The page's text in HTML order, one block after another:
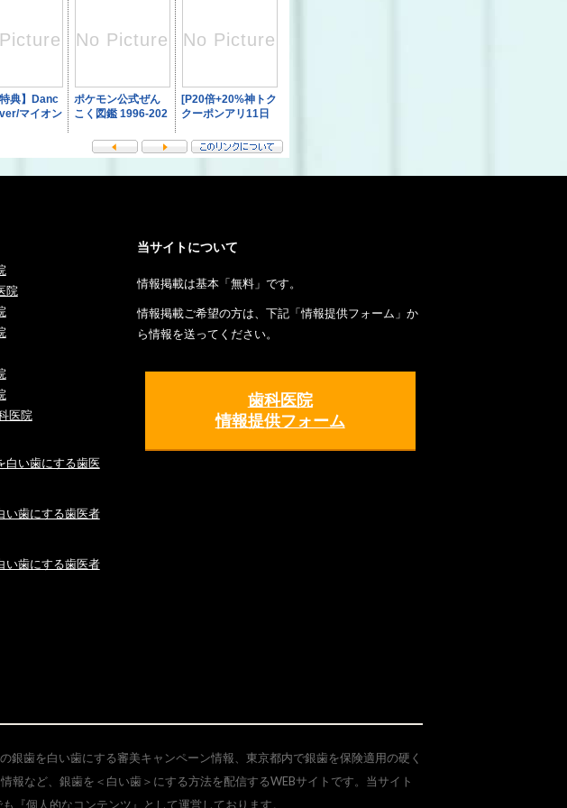
院
医院
白い歯にする歯医
い歯にする歯医者
い歯にする歯医者
当サイトについて
情報掲載は基本「無料」です。
情報掲載ご希望の方は、下記「情報提供フォーム」か
ら情報を送ってください。
歯科医院
情報提供フォーム
歯を白い歯にする審美キャンペーン情報、東京都内で銀歯を保険適用の硬く
など、銀歯を＜白い歯＞にする方法を配信するWEBサイトです。当サイト
『個人的なコンテンツ』として運営しております。